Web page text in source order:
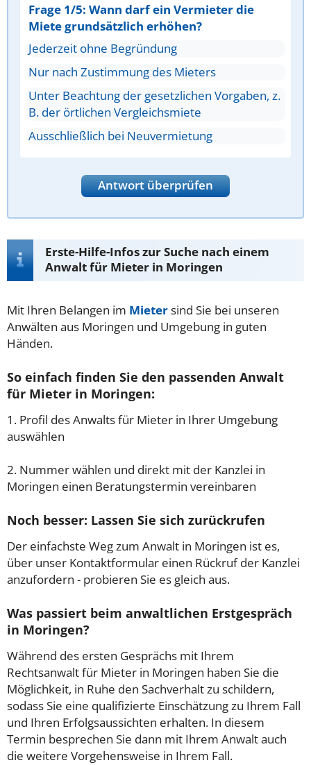
Frage 1/5: Wann darf ein Vermieter die
Miete grundsätzlich erhöhen?
Jederzeit ohne Begründung
Nur nach Zustimmung des Mieters
Unter Beachtung der gesetzlichen Vorgaben, z.
B. der örtlichen Vergleichsmiete
Ausschließlich bei Neuvermietung
Antwort überprüfen
Erste-Hilfe-Infos zur Suche nach einem
Anwalt für Mieter in Moringen
Mit Ihren Belangen im Mietersind Sie bei unseren
Anwälten aus Moringen und Umgebung in guten
Händen.
So einfach finden Sie den passenden Anwalt
für Mieter in Moringen:
1. Profil des Anwalts für Mieter in Ihrer Umgebung
auswählen
2. Nummer wählen und direkt mit der Kanzlei in
Moringen einen Beratungstermin vereinbaren
Noch besser: Lassen Sie sich zurückrufen
Der einfachste Weg zum Anwalt in Moringen ist es,
über unser Kontaktformular einen Rückruf der Kanzlei
anzufordern - probieren Sie es gleich aus.
Was passiert beim anwaltlichen Erstgespräch
in Moringen?
Während des ersten Gesprächs mit Ihrem
Rechtsanwalt für Mieter in Moringen haben Sie die
Möglichkeit, in Ruhe den Sachverhalt zu schildern,
sodass Sie eine qualifizierte Einschätzung zu Ihrem Fall
und Ihren Erfolgsaussichten erhalten. In diesem
Termin besprechen Sie dann mit Ihrem Anwalt auch
die weitere Vorgehensweise in Ihrem Fall.